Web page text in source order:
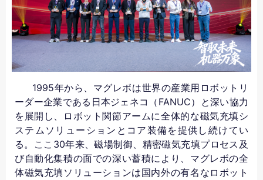
1995年から、マグレボは世界の産業用ロボットリ
ーダー企業である日本ジェネコ（FANUC）と深い協力
を展開し、ロボット関節アームに全体的な磁気充填シ
ステムソリューションとコア装備を提供し続けてい
る。ここ30年来、磁場制御、精密磁気充填プロセス及
び自動化集積の面での深い蓄積により、マグレボの全
体磁気充填ソリューションは国内外の有名なロボット